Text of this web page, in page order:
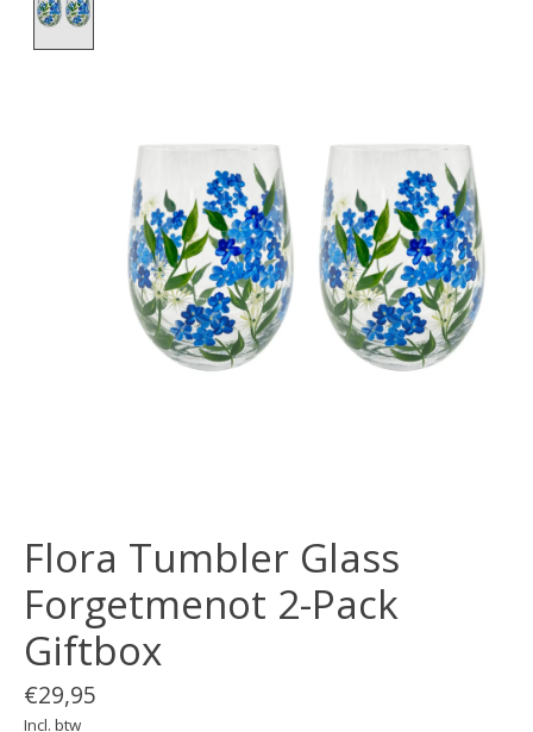
Flora Tumbler Glass
Forgetmenot 2-Pack
Giftbox
€29,95
Incl. btw